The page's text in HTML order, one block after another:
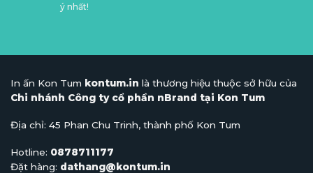
ý nhất!
In ấn Kon Tum kontum.in là thương hiệu thuộc sở hữu của
Chi nhánh Công ty cổ phần nBrand tại Kon Tum
Địa chỉ: 45 Phan Chu Trinh, thành phố Kon Tum
Hotline: 0878711177
Đặt hàng: dathang@kontum.in